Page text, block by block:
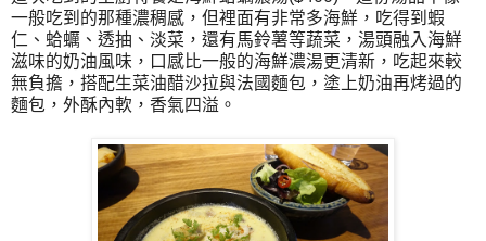
一般吃到的那種濃稠感，但裡面有非常多海鮮，吃得到蝦
仁、蛤蠣、透抽、淡菜，還有馬鈴薯等蔬菜，湯頭融入海鮮
滋味的奶油風味，口感比一般的海鮮濃湯更清新，吃起來較
無負擔，搭配生菜油醋沙拉與法國麵包，塗上奶油再烤過的
麵包，外酥內軟，香氣四溢。